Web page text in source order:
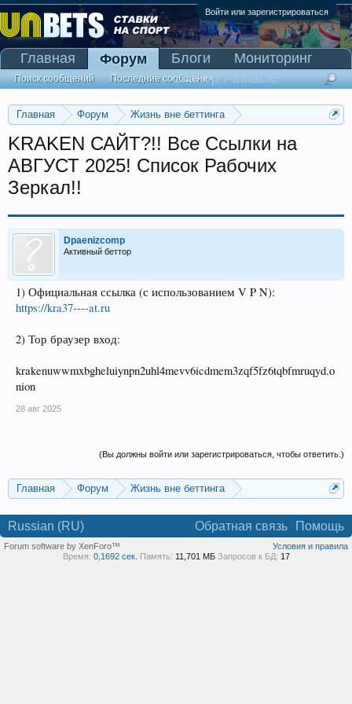
Войти или зарегистрироваться
Главная Форум
Жизнь вне беттинга
Реклама и коммерция
KRAKEN САЙТ?!! Все Ссылки на
АВГУСТ 2025! Список Рабочих
Зеркал!!
Dpaenizcomp
Активный беттор
1) Официальная ссылка (с использованием V P N):
https://kra37----at.ru
2) Тор браузер вход:
krakenuwwmxbgheluiynpn2uhl4mevv6icdmem3zqf5fz6tqbfmruqyd.o
nion
28 авг 2025
(Вы должны войти или зарегистрироваться, чтобы ответить.)
Главная Форум
Жизнь вне беттинга
Главная Форум
Поиск сообщений Последние сообщения
Блоги
Мониторинг
Сканер Pinnacle
Russian (RU) Обратная связь Помощь
Условия и правила
Forum software by XenForo™
Время: 0,1692 сек. Память: 11,701 МБ Запросов к БД: 17